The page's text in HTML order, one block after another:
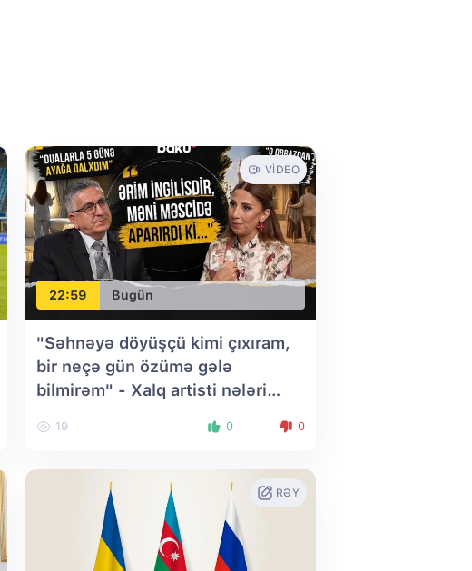
22:59 Bugün
VIDEO
"Səhnəyə döyüşçü kimi çıxıram,
bir neçə gün özümə gələ
bilmirəm" - Xalq artisti nələri
19 0 0
RƏY